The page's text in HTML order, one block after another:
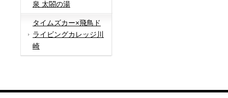
泉 太閤の湯
タイムズカー×飛鳥ド
ライビングカレッジ川
崎